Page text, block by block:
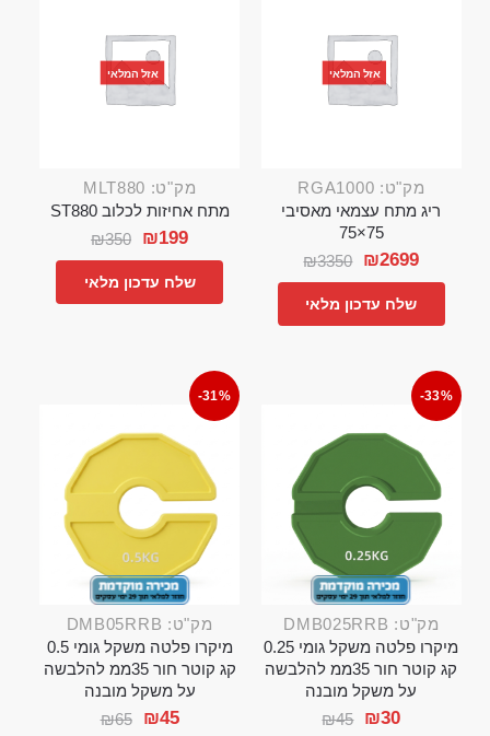
אזל המלאי
מק"ט: RGA1000
ריג מתח עצמאי מאסיבי
75×75
₪3350 ₪2699
שלח עדכון מלאי
אזל המלאי
מק"ט: MLT880
מתח אחיזות לכלוב ST880
₪350 ₪199
שלח עדכון מלאי
-33%
מק"ט: DMB025RRB
מיקרו פלטה משקל גומי 0.25
קג קוטר חור 35ממ להלבשה
על משקל מובנה
₪45 ₪30
-31%
מק"ט: DMB05RRB
מיקרו פלטה משקל גומי 0.5
קג קוטר חור 35ממ להלבשה
על משקל מובנה
₪65 ₪45